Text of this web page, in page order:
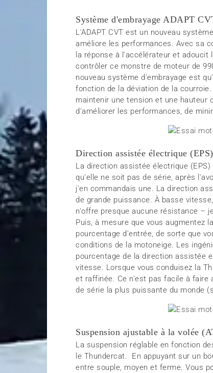
Système d'embrayage ADAPT
L'ADAPT CVT est un nouveau
améliore les performances. Avec sa
la réponse à l'accélérateur et
contrôler ce monstre de moteur de
nouveau système d'embrayage est
fonction de la déviation de la
maintenir une tension et une hauteur
d'améliorer les performances, de
Direction assistée électrique (EPS)
La direction assistée électrique
qu'elle ne soit pas de série, après
j'en commandais une. La direction
de grande puissance. À basse
n'offre presque aucune résistance –
Puis, à mesure que vous augmentez
pourcentage d'entrée, de sorte que
conditions de la motoneige. Les
pourcentage de la direction assistée
vitesse. Lorsque vous conduisez la
et raffinée. Ce n'est pas facile à faire
de série la plus puissante du monde
Suspension ajustable à la volée
La suspension réglable en fonction
le Thundercat. En appuyant sur un
entre souple, moyen et ferme. Vous